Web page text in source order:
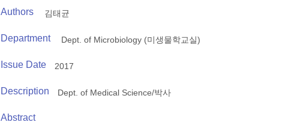
Authors 김태균
Department Dept. of Microbiology (미생물학교실)
Issue Date 2017
Description Dept. of Medical Science/박사
Abstract